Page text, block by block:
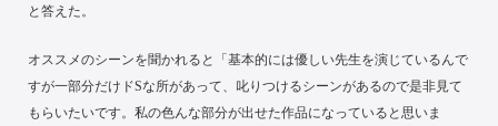
と答えた。
オススメのシーンを聞かれると「基本的には優しい先生を演じているんで
すが一部分だけドSな所があって、叱りつけるシーンがあるので是非見て
もらいたいです。私の色んな部分が出せた作品になっていると思いま